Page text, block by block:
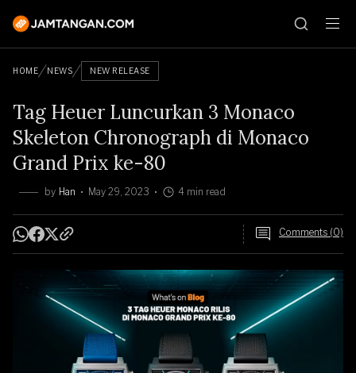
HOME NEWS NEW RELEASE
Tag Heuer Luncurkan 3 Monaco
Skeleton Chronograph di Monaco
Grand Prix ke-80
by Han May 29, 2023 4 min read
Comments (0)